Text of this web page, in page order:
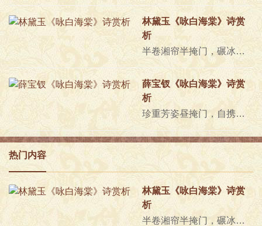
林黛玉《咏白海棠》诗赏
析
半卷湘帘半掩门，碾冰为土玉为盆。偷来梨蕊三分白，借得梅花一缕魂。月窟仙人缝缟袂，秋闺怨女拭啼痕。娇羞默默同谁诉？倦倚西风..
薛宝钗《咏白海棠》诗赏
析
珍重芳姿昼掩门，自携手瓮灌苔盆。胭脂洗出秋阶影，冰雪招来露砌魂。淡极始知花更艳，愁多焉得玉无痕。欲偿白帝宜清洁，不语婷婷..
热门内容
林黛玉《咏白海棠》诗赏
析
半卷湘帘半掩门，碾冰为土玉为盆。偷来梨蕊三分白，借得梅花一缕魂。月窟仙人缝缟袂，秋闺怨女拭啼痕。娇羞默默同谁诉？倦倚西风..